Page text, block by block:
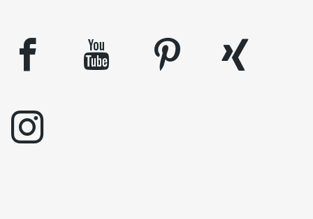
facebook youtube pinterest
xing
instagram